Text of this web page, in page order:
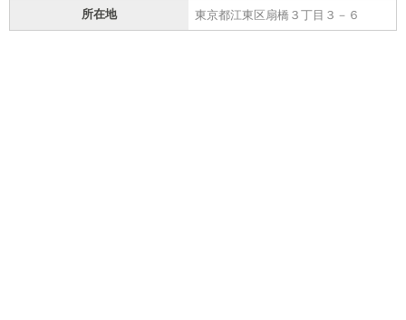
所在地 東京都江東区扇橋３丁目３－６